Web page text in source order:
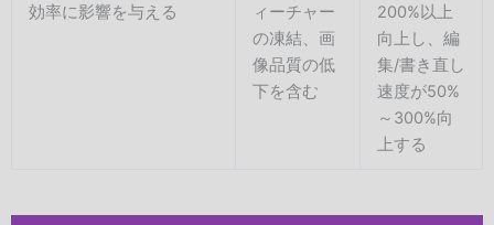
効率に影響を与える
ィーチャー
の凍結、画
像品質の低
下を含む
200%以上
向上し、編
集/書き直し
速度が50%
～300%向
上する